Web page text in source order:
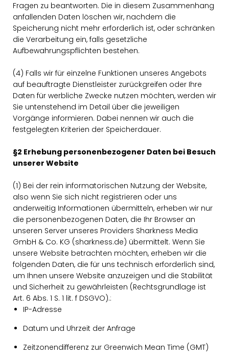
Fragen zu beantworten. Die in diesem Zusammenhang
anfallenden Daten löschen wir, nachdem die
Speicherung nicht mehr erforderlich ist, oder schränken
die Verarbeitung ein, falls gesetzliche
Aufbewahrungspflichten bestehen.
(4) Falls wir für einzelne Funktionen unseres Angebots
auf beauftragte Dienstleister zurückgreifen oder Ihre
Daten für werbliche Zwecke nutzen möchten, werden wir
Sie untenstehend im Detail über die jeweiligen
Vorgänge informieren. Dabei nennen wir auch die
festgelegten Kriterien der Speicherdauer.
§2 Erhebung personenbezogener Daten bei Besuch
unserer Website
(1) Bei der rein informatorischen Nutzung der Website,
also wenn Sie sich nicht registrieren oder uns
anderweitig Informationen übermitteln, erheben wir nur
die personenbezogenen Daten, die Ihr Browser an
unseren Server unseres Providers Sharkness Media
GmbH & Co. KG (sharkness.de) übermittelt. Wenn Sie
unsere Website betrachten möchten, erheben wir die
folgenden Daten, die für uns technisch erforderlich sind,
um Ihnen unsere Website anzuzeigen und die Stabilität
und Sicherheit zu gewährleisten (Rechtsgrundlage ist
Art. 6 Abs. 1 S. 1 lit. f DSGVO).:
IP-Adresse
Datum und Uhrzeit der Anfrage
Zeitzonendifferenz zur Greenwich Mean Time (GMT)